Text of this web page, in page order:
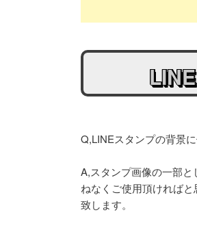
Q,LINEスタンプの背景
A,スタンプ画像の一部
ねなくご使用頂ければと
致します。